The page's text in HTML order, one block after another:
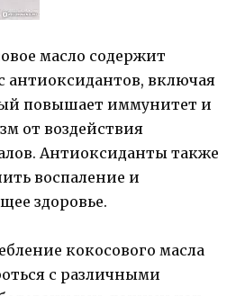
масло содержит
антиоксидантов, включая
повышает иммунитет и
от воздействия
Антиоксиданты также
воспаление и
здоровье.
кокосового масла
с различными